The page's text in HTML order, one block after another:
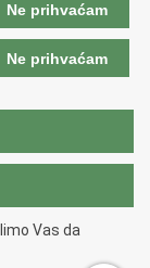
Zadru (MCPA)
Ne prihvaćam
Ne prihvaćam
Vas da